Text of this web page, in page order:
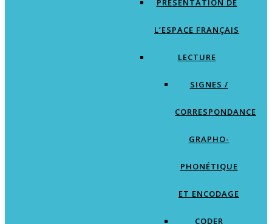
PRÉSENTATION DE
L’ESPACE FRANÇAIS
LECTURE
SIGNES /
CORRESPONDANCE
GRAPHO-
PHONÉTIQUE
ET ENCODAGE
CODER